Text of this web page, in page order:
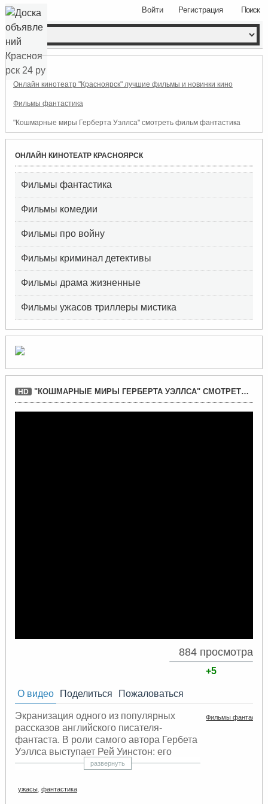
Поиск
Войти Регистрация
Онлайн кинотеатр "Красноярск" лучшие фильмы и новинки кино
Фильмы фантастика
"Кошмарные миры Герберта Уэллса" смотреть фильм фантастика
ОНЛАЙН КИНОТЕАТР КРАСНОЯРСК
Фильмы фантастика
Фильмы комедии
Фильмы про войну
Фильмы криминал детективы
Фильмы драма жизненные
Фильмы ужасов триллеры мистика
HD "КОШМАРНЫЕ МИРЫ ГЕРБЕРТА УЭЛЛСА" СМОТРЕТЬ ФИЛЬМ ФАНТАСТИКА
884 просмотра
+5
О видео Поделиться Пожаловаться
Экранизация одного из популярных
рассказов английского писателя-
фантаста. В роли самого автора Гербета
Уэллса выступает Рей Уинстон: его
монологи сопровождают каждую
молодой человек, который обменял свою
развернуть
ужасы, фантастика
Фильмы